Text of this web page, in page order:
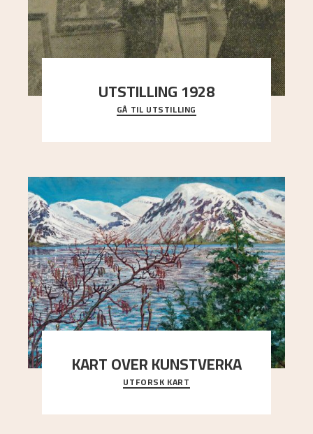
UTSTILLING 1928
Då Astrup døydde i 1928, tok vennene Moritz
Kaland og Simon Thorbjørnsen initiativ til å
GÅ TIL UTSTILLING
KART OVER KUNSTVERKA
Utforsk stedene og utsiktene i Astrups malerier
UTFORSK KART